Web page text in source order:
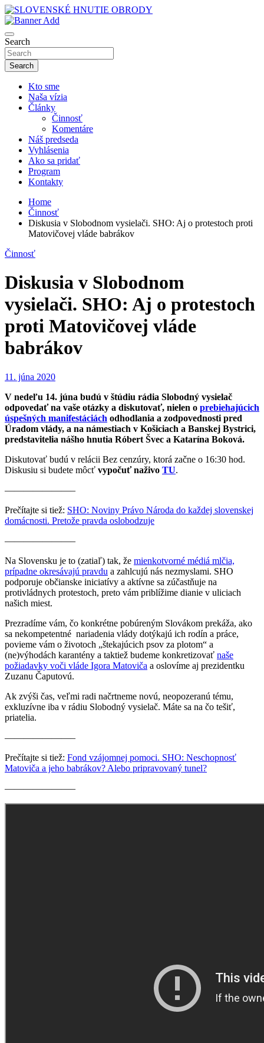
Skip
to
content
SLOVENSKÉ HNUTIE OBRODY
Search
Search
Kto sme
Naša vízia
Články
Činnosť
Komentáre
Náš predseda
Vyhlásenia
Ako sa pridať
Program
Kontakty
Home
Činnosť
Diskusia v Slobodnom vysielači. SHO: Aj o protestoch proti
Matovičovej vláde babrákov
Činnosť
Diskusia v Slobodnom
vysielači. SHO: Aj o protestoch
proti Matovičovej vláde
babrákov
11. júna 2020
V nedeľu 14. júna budú v štúdiu rádia Slobodný vysielač
odpovedať na vaše otázky a diskutovať, nielen o prebiehajúcich
úspešných manifestáciách odhodlania a zodpovednosti pred
Úradom vlády, a na námestiach v Košiciach a Banskej Bystrici,
predstavitelia nášho hnutia Róbert Švec a Katarína Boková.
Diskutovať budú v relácii Bez cenzúry, ktorá začne o 16:30 hod.
Diskusiu si budete môcť vypočuť naživo TU.
———————–
Prečítajte si tiež: SHO: Noviny Právo Národa do každej slovenskej
domácnosti. Pretože pravda oslobodzuje
———————–
Na Slovensku je to (zatiaľ) tak, že mienkotvorné médiá mlčia,
prípadne okresávajú pravdu a zahlcujú nás nezmyslami. SHO
podporuje občianske iniciatívy a aktívne sa zúčastňuje na
protivládnych protestoch, preto vám priblížime dianie v uliciach
našich miest.
Prezradíme vám, čo konkrétne pobúreným Slovákom prekáža, ako
sa nekompetentné nariadenia vlády dotýkajú ich rodín a práce,
povieme vám o životoch „štekajúcich psov za plotom“ a
(ne)výhodách karantény a taktiež budeme konkretizovať naše
požiadavky voči vláde Igora Matoviča a oslovíme aj prezidentku
Zuzanu Čaputovú.
Ak zvýši čas, veľmi radi načrtneme novú, neopozeranú tému,
exkluzívne iba v rádiu Slobodný vysielač. Máte sa na čo tešiť,
priatelia.
———————–
Prečítajte si tiež: Fond vzájomnej pomoci. SHO: Neschopnosť
Matoviča a jeho babrákov? Alebo pripravovaný tunel?
———————–